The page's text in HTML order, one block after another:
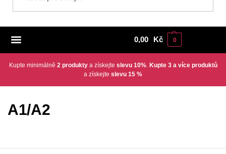
0,00 Kč 0
Kupte minimálně 2 produktya získejte slevu 10%. Kupte 3 a více produktů
a získejte slevu 15 %
A1/A2